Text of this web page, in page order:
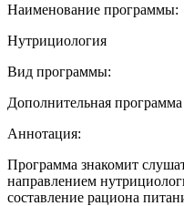
Наименование программы:
Нутрициология
Вид программы:
Дополнительная
Аннотация:
Программа знакомит
направлением
составление рациона